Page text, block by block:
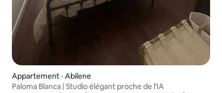
Appartement ⋅ Abilene
Paloma Blanca | Studio élégant proche de l'IA